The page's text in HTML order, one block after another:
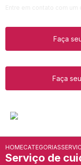
Faça
Faça
HOMECATEGORIAS
Serviço de